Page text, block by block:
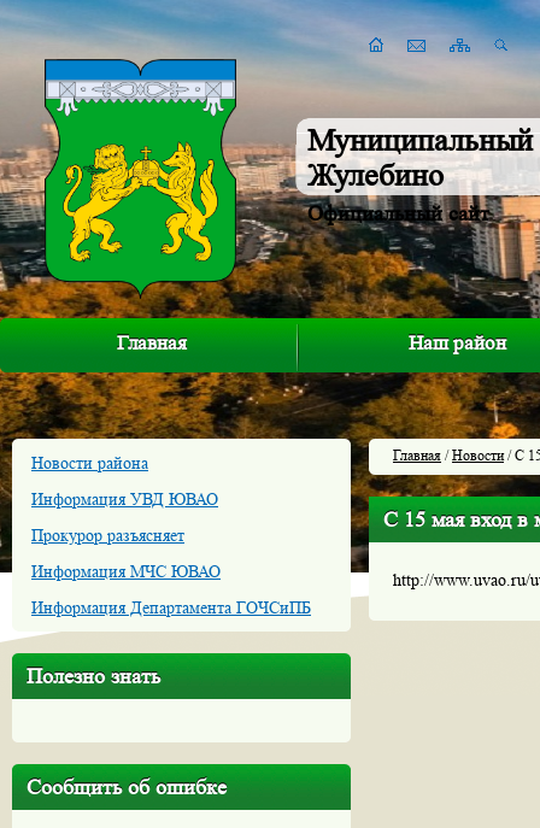
Муниципальный
Жулебино
Официальный сайт
Главная Наш район
Новости района
Информация УВД ЮВАО
Прокурор разъясняет
Информация МЧС ЮВАО
Информация Департамента ГОЧСиПБ
Полезно знать
Сообщить об ошибке
Главная /Новости/ С 15
С 15 мая вход в
http://www.uvao.ru/